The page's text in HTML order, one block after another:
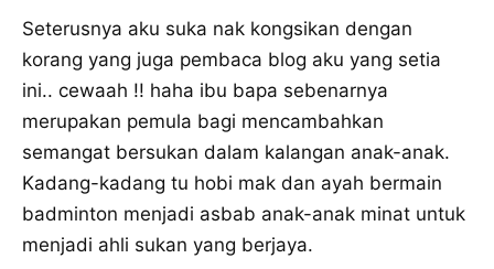
Seterusnya aku suka nak kongsikan dengan
korang yang juga pembaca blog aku yang setia
ini.. cewaah !! haha ibu bapa sebenarnya
merupakan pemula bagi mencambahkan
semangat bersukan dalam kalangan anak-anak.
Kadang-kadang tu hobi mak dan ayah bermain
badminton menjadi asbab anak-anak minat untuk
menjadi ahli sukan yang berjaya.